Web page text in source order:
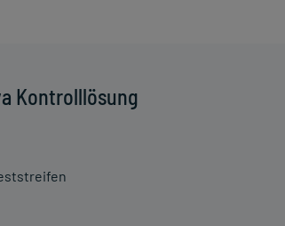
Kontrolllösung